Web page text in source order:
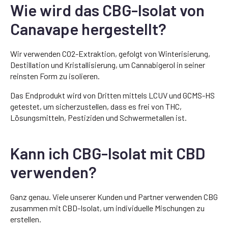
Wie wird das CBG-Isolat von
Canavape hergestellt?
Wir verwenden CO2-Extraktion, gefolgt von Winterisierung,
Destillation und Kristallisierung, um Cannabigerol in seiner
reinsten Form zu isolieren.
Das Endprodukt wird von Dritten mittels LCUV und GCMS-HS
getestet, um sicherzustellen, dass es frei von THC,
Lösungsmitteln, Pestiziden und Schwermetallen ist.
Kann ich CBG-Isolat mit CBD
verwenden?
Ganz genau. Viele unserer Kunden und Partner verwenden CBG
zusammen mit CBD-Isolat, um individuelle Mischungen zu
erstellen.